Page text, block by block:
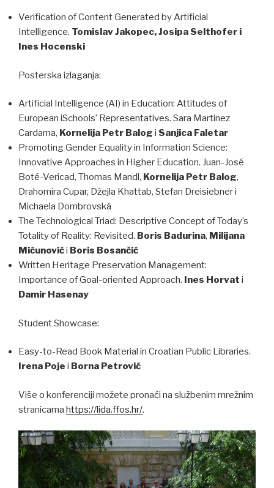
Verification of Content Generated by Artificial
Intelligence. Tomislav Jakopec, Josipa Selthofer i
Ines Hocenski
Posterska izlaganja:
Artificial Intelligence (AI) in Education: Attitudes of
European iSchools’ Representatives. Sara Martinez
Cardama, Kornelija Petr Balog i Sanjica Faletar
Promoting Gender Equality in Information Science:
Innovative Approaches in Higher Education. Juan-José
Boté-Vericad, Thomas Mandl, Kornelija Petr Balog,
Drahomira Cupar, Džejla Khattab, Stefan Dreisiebner i
Michaela Dombrovská
The Technological Triad: Descriptive Concept of Today’s
Totality of Reality: Revisited. Boris Badurina, Milijana
Mićunovići Boris Bosančić
Written Heritage Preservation Management:
Importance of Goal-oriented Approach. Ines Horvat i
Damir Hasenay
Student Showcase:
Easy-to-Read Book Material in Croatian Public Libraries.
Irena Poje i Borna Petrović
Više o konferenciji možete pronaći na službenim mrežnim
stranicama https://lida.ffos.hr/.